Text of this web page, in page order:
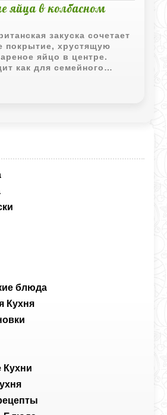
блюда
Кухня
Кухни
яйца в колбасном
закуска сочетает
покрытие, хрустящую
яйцо в центре.
как для семейного
праздничного стола.